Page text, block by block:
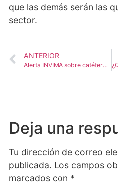
que las demás serán las
sector.
ANTERIOR
Alerta INVIMA sobre catéteres de hemodiálisis: ¿qué nos enseña sobre gestión de riesgos y cumplimiento regulatorio?
Deja una
Tu dirección de correo
publicada. Los campos
marcados con *